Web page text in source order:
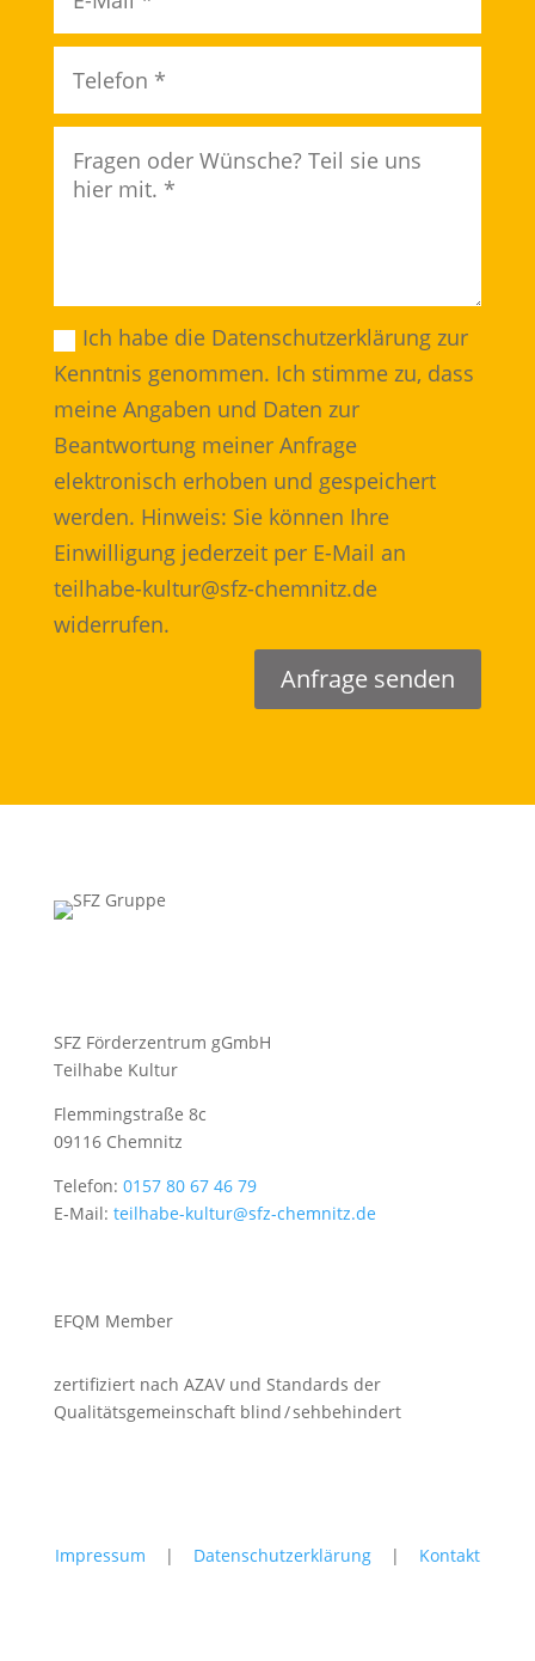
Ich habe die Datenschutzerklärung zur
Kenntnis genommen. Ich stimme zu, dass
meine Angaben und Daten zur
Beantwortung meiner Anfrage
elektronisch erhoben und gespeichert
werden. Hinweis: Sie können Ihre
Einwilligung jederzeit per E-Mail an
teilhabe-kultur@sfz-chemnitz.de
widerrufen.
Anfrage senden
SFZ Förderzentrum gGmbH
Teilhabe Kultur
Flemmingstraße 8c
09116 Chemnitz
Telefon: 0157 80 67 46 79
E-Mail: teilhabe-kultur@sfz-chemnitz.de
EFQM Member
zertifiziert nach AZAV und Standards der
Qualitätsgemeinschaft blind / sehbehindert
Impressum | Datenschutzerklärung | Kontakt